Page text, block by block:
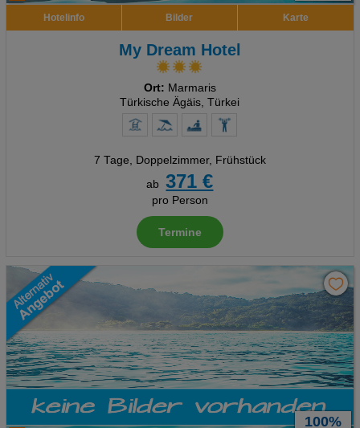
Hotelinfo Bilder Karte
My Dream Hotel
Ort: Marmaris
Türkische Ägäis, Türkei
7 Tage, Doppelzimmer, Frühstück
ab
371 €
pro Person
Termine
100%